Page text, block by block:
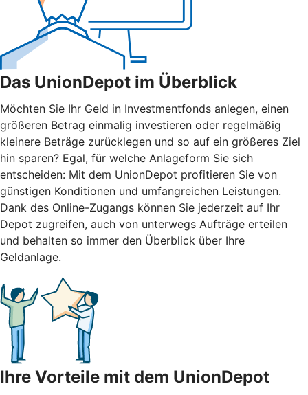
Das UnionDepot im Überblick
Möchten Sie Ihr Geld in Investmentfonds anlegen, einen
größeren Betrag einmalig investieren oder regelmäßig
kleinere Beträge zurücklegen und so auf ein größeres Ziel
hin sparen? Egal, für welche Anlageform Sie sich
entscheiden: Mit dem UnionDepot profitieren Sie von
günstigen Konditionen und umfangreichen Leistungen.
Dank des Online-Zugangs können Sie jederzeit auf Ihr
Depot zugreifen, auch von unterwegs Aufträge erteilen
und behalten so immer den Überblick über Ihre
Geldanlage.
Ihre Vorteile mit dem UnionDepot